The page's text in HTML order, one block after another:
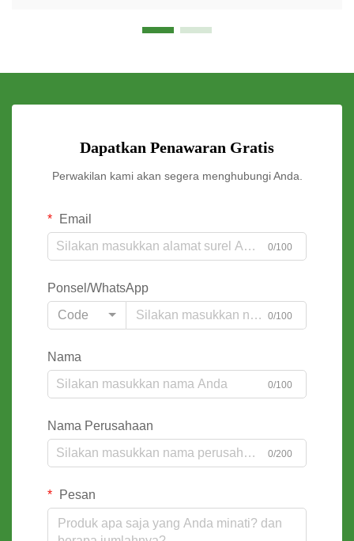
Dapatkan Penawaran Gratis
Perwakilan kami akan segera menghubungi Anda.
Email
0/100
Ponsel/WhatsApp
Code
0/100
Nama
0/100
Nama Perusahaan
0/200
Pesan